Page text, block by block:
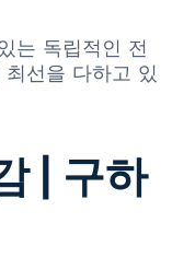
는 독립적인 전
선을 다하고 있
| 구하